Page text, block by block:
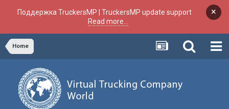
Поддержка TruckersMP | TruckersMP update support
Read more...
×
Home